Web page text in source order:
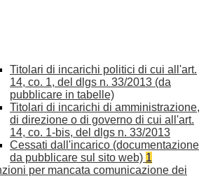
Titolari di incarichi politici di cui all'art.
14, co. 1, del dlgs n. 33/2013 (da
pubblicare in tabelle)
Titolari di incarichi di amministrazione,
di direzione o di governo di cui all'art.
14, co. 1-bis, del dlgs n. 33/2013
Cessati dall'incarico (documentazione
da pubblicare sul sito web) 1
per mancata comunicazione dei